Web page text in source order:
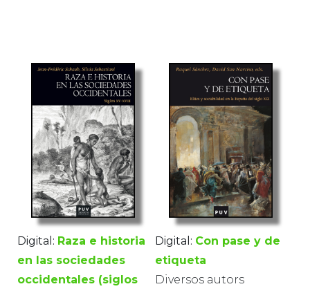
Digital: Raza e historia
en las sociedades
occidentales (siglos
Digital: Con pase y de
etiqueta
Diversos autors